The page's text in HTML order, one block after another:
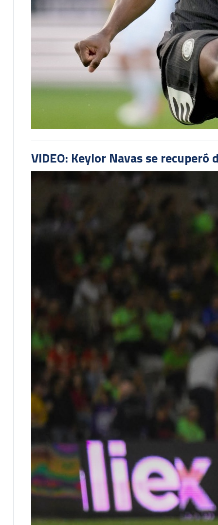
VIDEO: Keylor Navas se